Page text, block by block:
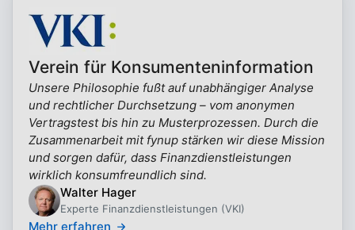
Verein für Konsumenteninformation
Unsere Philosophie fußt auf unabhängiger Analyse
und rechtlicher Durchsetzung – vom anonymen
Vertragstest bis hin zu Musterprozessen. Durch die
Zusammenarbeit mit fynup stärken wir diese Mission
und sorgen dafür, dass Finanzdienstleistungen
wirklich konsumfreundlich sind.
Walter Hager
Experte Finanzdienstleistungen (VKI)
Mehr erfahren